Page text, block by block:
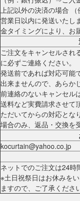
上記以外の決済の場合
営業日以内に発送いたし
金タイミングにより、お
ご注文をキャンセルされ
に必ずご連絡ください。
発送前であれば対応可能
出来ませんので、あらか
前連絡のないキャンセル
送料など実費請求させて
ただいてからの対応とな
場合のみ、返品・交換を
kocurtain@yahoo.co.jp
ネットでのご注文は24時
※土日祝祭日はお休みを
ますので、ご了承ください